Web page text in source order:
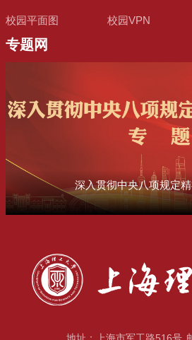
校园平面图 校园VPN
专题网
深入贯彻中央八项规定